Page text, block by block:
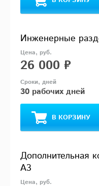
Инженерные
26 000 ₽
30 рабочих дней
В КОРЗИНУ
Дополнительная
А3